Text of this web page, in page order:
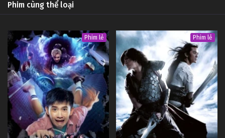
Phim cùng thể loại
Phim lẻ Phim lẻ